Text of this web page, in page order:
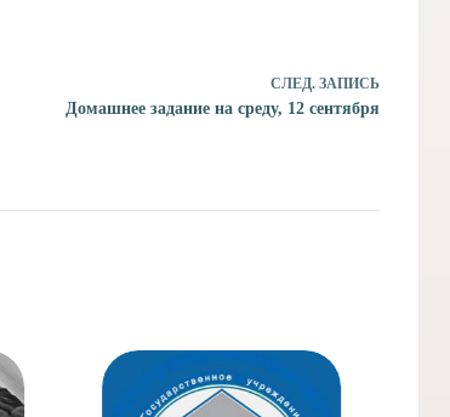
СЛЕД. ЗАПИСЬ
Домашнее задание на среду, 12 сентября
для 4